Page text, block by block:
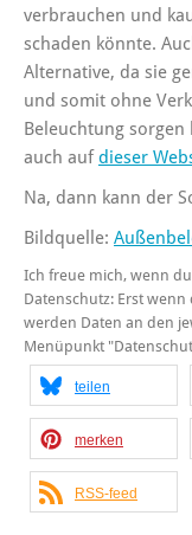
verbrauchen und
schaden könnte.
Alternative, da sie
und somit ohne
Beleuchtung
auch aufdieser
Na, dann kann der
Bildquelle:
Ich freue mich, wenn
Datenschutz: Erst
werden Daten an den
Menüpunkt
teilen
merken
RSS-feed